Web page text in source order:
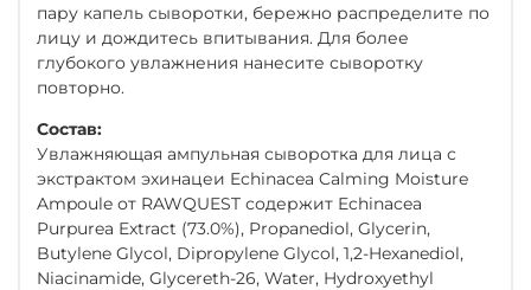
пару капель сыворотки, бережно распределите по
лицу и дождитесь впитывания. Для более
глубокого увлажнения нанесите сыворотку
повторно.
Состав:
Увлажняющая ампульная сыворотка для лица с
экстрактом эхинацеи Echinacea Calming Moisture
Ampoule от RAWQUEST содержит Echinacea
Purpurea Extract (73.0%), Propanediol, Glycerin,
Butylene Glycol, Dipropylene Glycol, 1,2-Hexanediol,
Niacinamide, Glycereth-26, Water, Hydroxyethyl